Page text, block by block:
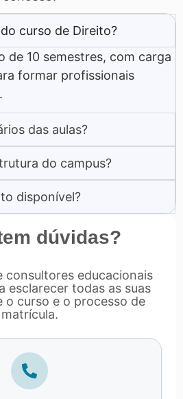
curso de Direito?
de 10 semestres, com carga
formar profissionais
das aulas?
do campus?
disponível?
dúvidas?
consultores educacionais
esclarecer todas as suas
o curso e o processo de
matrícula.